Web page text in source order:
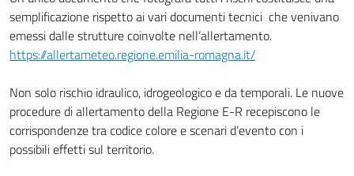
semplificazione rispetto ai vari documenti tecnici che venivano
emessi dalle strutture coinvolte nell’allertamento.
https://allertameteo.regione.emilia-romagna.it/
Non solo rischio idraulico, idrogeologico e da temporali. Le nuove
procedure di allertamento della Regione E-R recepiscono le
corrispondenze tra codice colore e scenari d’evento con i
possibili effetti sul territorio.